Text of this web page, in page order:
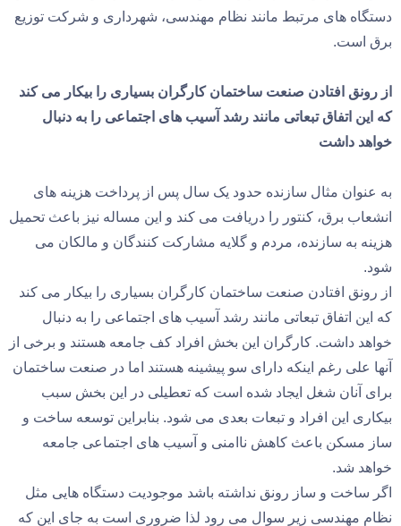
دستگاه های مرتبط مانند نظام مهندسی، شهرداری و شرکت توزیع
برق است.
از رونق افتادن صنعت ساختمان کارگران بسیاری را بیکار می کند
که این اتفاق تبعاتی مانند رشد آسیب های اجتماعی را به دنبال
خواهد داشت
به عنوان مثال سازنده حدود یک سال پس از پرداخت هزینه های
انشعاب برق، کنتور را دریافت می کند و این مساله نیز باعث تحمیل
هزینه به سازنده، مردم و گلایه مشارکت کنندگان و مالکان می
شود.
از رونق افتادن صنعت ساختمان کارگران بسیاری را بیکار می کند
که این اتفاق تبعاتی مانند رشد آسیب های اجتماعی را به دنبال
خواهد داشت. کارگران این بخش افراد کف جامعه هستند و برخی از
آنها علی رغم اینکه دارای سو پیشینه‌ هستند اما در صنعت ساختمان
برای آنان شغل ایجاد شده است که‌ تعطیلی در این بخش سبب
بیکاری این افراد و تبعات بعدی می شود. بنابراین توسعه ساخت و
ساز مسکن باعث کاهش ناامنی و آسیب های اجتماعی جامعه
خواهد شد.
اگر ساخت و ساز رونق نداشته باشد موجودیت دستگاه هایی مثل
نظام مهندسی زیر سوال می رود لذا ضروری است به جای این که